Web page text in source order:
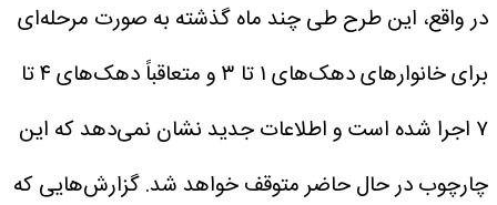
در واقع، این طرح طی چند ماه گذشته به صورت مرحله‌ای
برای خانوارهای دهک‌های ۱ تا ۳ و متعاقباً دهک‌های ۴ تا
۷ اجرا شده است و اطلاعات جدید نشان نمی‌دهد که این
چارچوب در حال حاضر متوقف خواهد شد.گزارش‌هایی که